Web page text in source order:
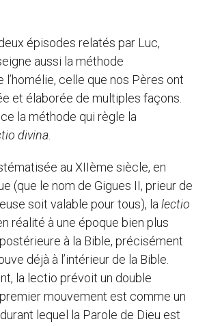
épisodes relatés par Luc,
aussi la méthode
l’homélie, celle que nos Pères ont
et élaborée de multiples façons.
la méthode qui règle la
divina
au XIIème siècle, en
(que le nom de Gigues II, prieur de
soit valable pour tous), la lectio
réalité à une époque bien plus
à la Bible, précisément
déjà à l’intérieur de la Bible.
la lectio prévoit un double
mouvement est comme un
lequel la Parole de Dieu est